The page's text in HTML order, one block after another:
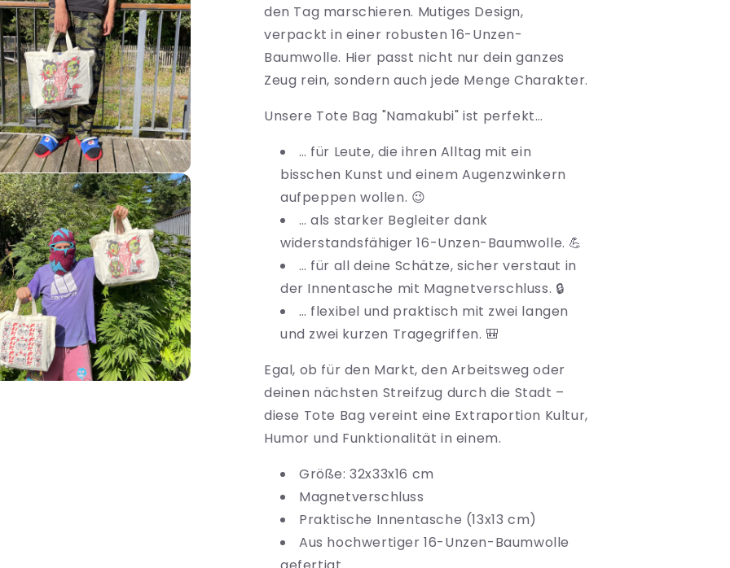
den Tag marschieren. Mutiges Design,
verpackt in einer robusten 16-Unzen-
Baumwolle. Hier passt nicht nur dein ganzes
Zeug rein, sondern auch jede Menge Charakter.
Unsere Tote Bag "Namakubi" ist perfekt…
… für Leute, die ihren Alltag mit ein
bisschen Kunst und einem Augenzwinkern
aufpeppen wollen. 😉
… als starker Begleiter dank
widerstandsfähiger 16-Unzen-Baumwolle. 💪
… für all deine Schätze, sicher verstaut in
der Innentasche mit Magnetverschluss. 🔒
… flexibel und praktisch mit zwei langen
und zwei kurzen Tragegriffen. 🎒
Egal, ob für den Markt, den Arbeitsweg oder
deinen nächsten Streifzug durch die Stadt –
diese Tote Bag vereint eine Extraportion Kultur,
Humor und Funktionalität in einem.
Größe: 32x33x16 cm
Magnetverschluss
Praktische Innentasche (13x13 cm)
Aus hochwertiger 16-Unzen-Baumwolle